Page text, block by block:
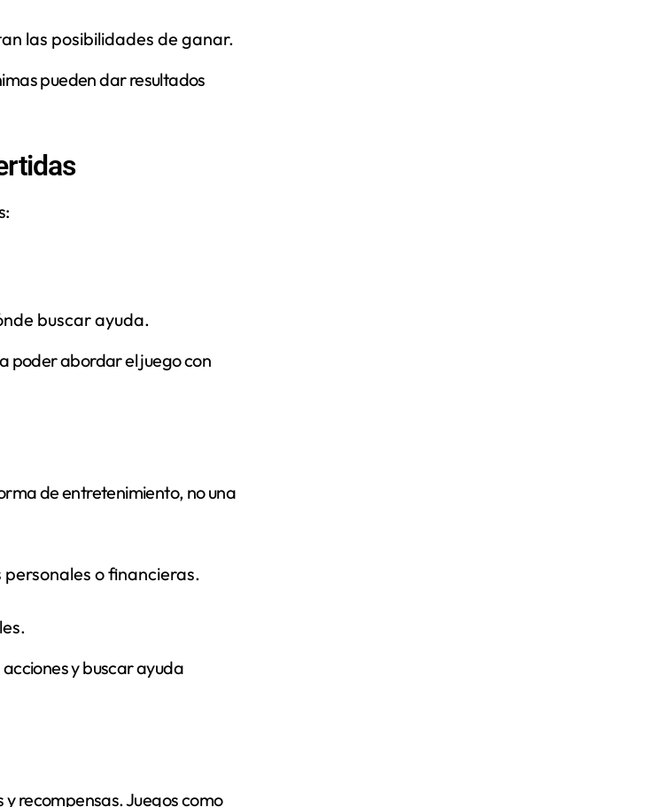
las posibilidades de ganar.
pueden dar resultados
buscar ayuda.
poder abordar el juego con
de entretenimiento, no una
o financieras.
y buscar ayuda
y recompensas. Juegos como